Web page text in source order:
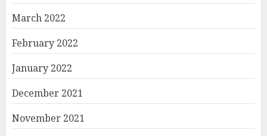
March 2022
February 2022
January 2022
December 2021
November 2021